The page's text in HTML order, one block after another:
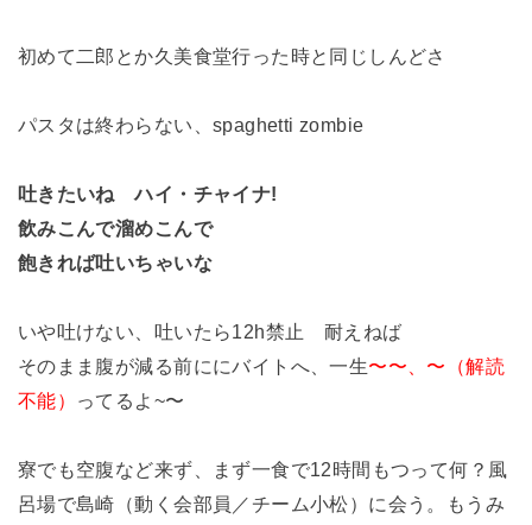
初めて二郎とか久美食堂行った時と同じしんどさ
パスタは終わらない、spaghetti zombie
吐きたいね ハイ・チャイナ!
飲みこんで溜めこんで
飽きれば吐いちゃいな
いや吐けない、吐いたら12h禁止 耐えねば
そのまま腹が減る前ににバイトへ、一生〜〜、〜（解読
不能）
ってるよ~〜
寮でも空腹など来ず、まず一食で12時間もつって何？ 風
呂場で島崎（動く会部員／チーム小松）に会う。もうみ